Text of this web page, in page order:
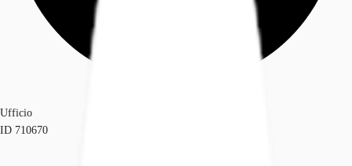
Ufficio
ID 710670